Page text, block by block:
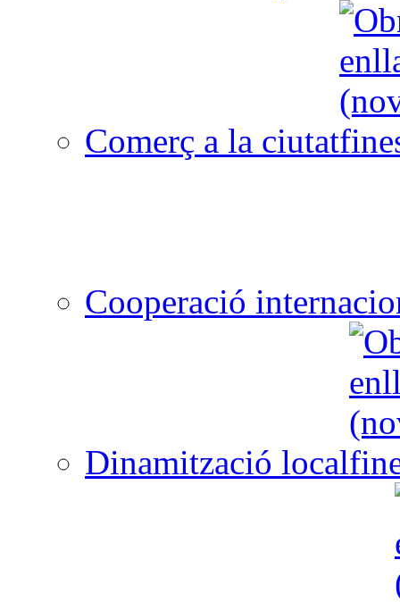
Comerç a la ciutat
Cooperació
Dinamització local